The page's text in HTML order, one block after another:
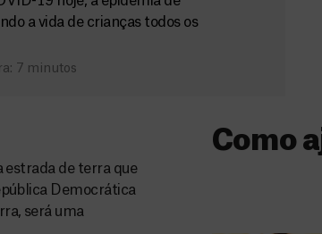
a vida de crianças todos os
7 minutos
estrada de terra que
Democrática
será uma
Como